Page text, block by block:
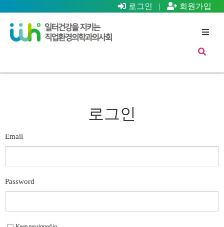
로그인 | 회원가입
로그인
Email
Password